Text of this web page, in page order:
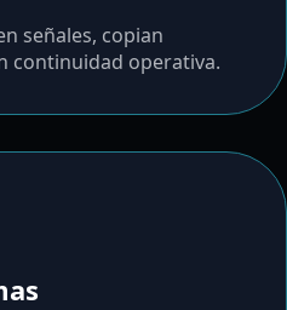
señales, copian
continuidad operativa.